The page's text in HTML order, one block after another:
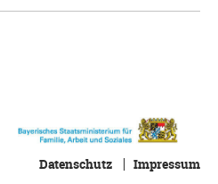
Datenschutz Impressum